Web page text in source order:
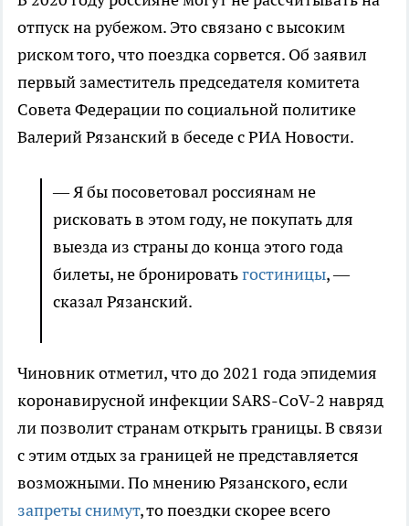
отпуск на рубежом. Это связано с высоким
риском того, что поездка сорвется. Об заявил
первый заместитель председателя комитета
Совета Федерации по социальной политике
Валерий Рязанский в беседе с РИА Новости.
— Я бы посоветовал россиянам не
рисковать в этом году, не покупать для
выезда из страны до конца этого года
билеты, не бронироватьгостиницы, —
сказал Рязанский.
Чиновник отметил, что до 2021 года эпидемия
коронавирусной инфекции SARS-CoV-2 навряд
ли позволит странам открыть границы. В связи
с этим отдых за границей не представляется
возможными. По мнению Рязанского, если
запреты снимут, то поездки скорее всего